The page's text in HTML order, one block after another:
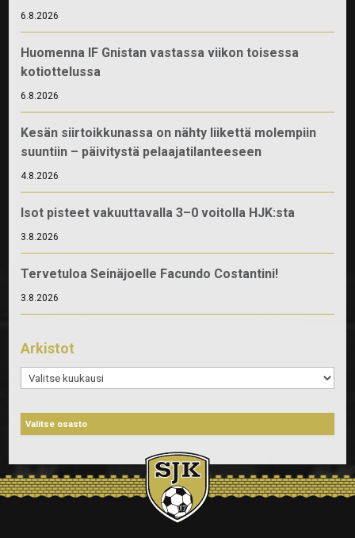
6.8.2026
Huomenna IF Gnistan vastassa viikon toisessa
kotiottelussa
6.8.2026
Kesän siirtoikkunassa on nähty liikettä molempiin
suuntiin – päivitystä pelaajatilanteeseen
4.8.2026
Isot pisteet vakuuttavalla 3–0 voitolla HJK:sta
3.8.2026
Tervetuloa Seinäjoelle Facundo Costantini!
3.8.2026
Arkistot
Arkistot